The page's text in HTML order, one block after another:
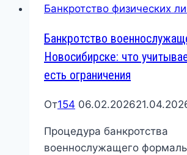
Банкротство физических
Банкротство
Новосибирске: что
есть ограничения
От154 06.02.2026
Процедура банкротства
военнослужащего